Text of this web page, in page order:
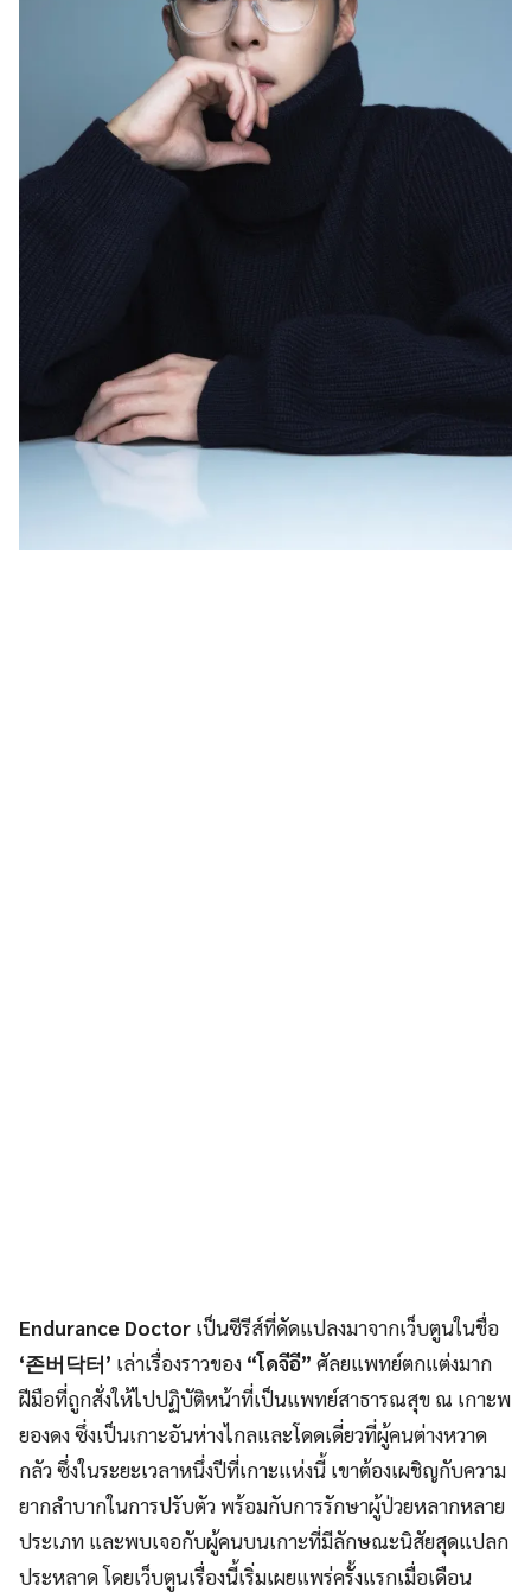
Endurance Doctor เป็นซีรีส์ที่ดัดแปลงมาจากเว็บตูนในชื่อ
‘존버닥터’ เล่าเรื่องราวของ “โดจีอี” ศัลยแพทย์ตกแต่งมาก
ฝีมือที่ถูกสั่งให้ไปปฏิบัติหน้าที่เป็นแพทย์สาธารณสุข ณ เกาะพ
ยองดง ซึ่งเป็นเกาะอันห่างไกลและโดดเดี่ยวที่ผู้คนต่างหวาด
กลัว ซึ่งในระยะเวลาหนึ่งปีที่เกาะแห่งนี้ เขาต้องเผชิญกับความ
ยากลำบากในการปรับตัว พร้อมกับการรักษาผู้ป่วยหลากหลาย
ประเภท และพบเจอกับผู้คนบนเกาะที่มีลักษณะนิสัยสุดแปลก
ประหลาด โดยเว็บตูนเรื่องนี้เริ่มเผยแพร่ครั้งแรกเมื่อเดือน